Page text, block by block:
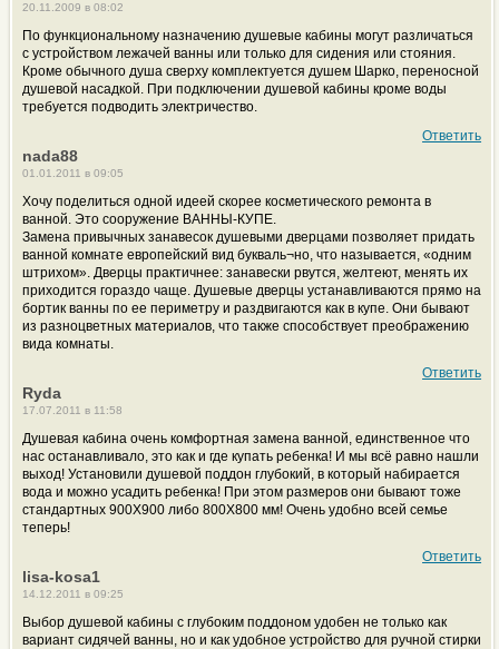
20.11.2009 в 08:02
По функциональному назначению душевые кабины могут различаться
с устройством лежачей ванны или только для сидения или стояния.
Кроме обычного душа сверху комплектуется душем Шарко, переносной
душевой насадкой. При подключении душевой кабины кроме воды
требуется подводить электричество.
Ответить
nada88
01.01.2011 в 09:05
Хочу поделиться одной идеей скорее косметического ремонта в
ванной. Это сооружение ВАННЫ-КУПЕ.
Замена привычных занавесок душевыми дверцами позволяет придать
ванной комнате европейский вид букваль¬но, что называется, «одним
штрихом». Дверцы практичнее: занавески рвутся, желтеют, менять их
приходится гораздо чаще. Душевые дверцы устанавливаются прямо на
бортик ванны по ее периметру и раздвигаются как в купе. Они бывают
из разноцветных материалов, что также способствует преображению
вида комнаты.
Ответить
Ryda
17.07.2011 в 11:58
Душевая кабина очень комфортная замена ванной, единственное что
нас останавливало, это как и где купать ребенка! И мы всё равно нашли
выход! Установили душевой поддон глубокий, в который набирается
вода и можно усадить ребенка! При этом размеров они бывают тоже
стандартных 900Х900 либо 800Х800 мм! Очень удобно всей семье
теперь!
Ответить
lisa-kosa1
14.12.2011 в 09:25
Выбор душевой кабины с глубоким поддоном удобен не только как
вариант сидячей ванны, но и как удобное устройство для ручной стирки